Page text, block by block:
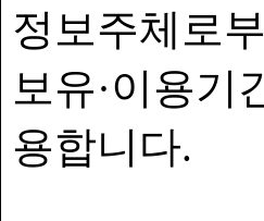
정보주체로
보유·이용기
용합니다.